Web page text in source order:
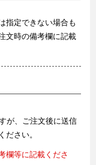
指定できない場合も
文時の備考欄に記載
が、ご注文後に送信
ださい。
欄等に記載くださ